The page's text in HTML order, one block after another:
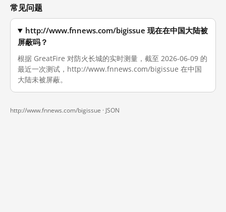
常见问题
http://www.fnnews.com/bigissue 现在在中国大陆被
屏蔽吗？
根据 GreatFire 对防火长城的实时测量，截至 2026-06-09 的
最近一次测试，http://www.fnnews.com/bigissue 在中国
大陆未被屏蔽。
http://www.fnnews.com/bigissue · JSON